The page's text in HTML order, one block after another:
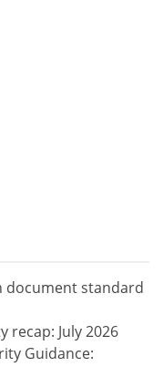
document standard
recap: July 2026
Guidance: